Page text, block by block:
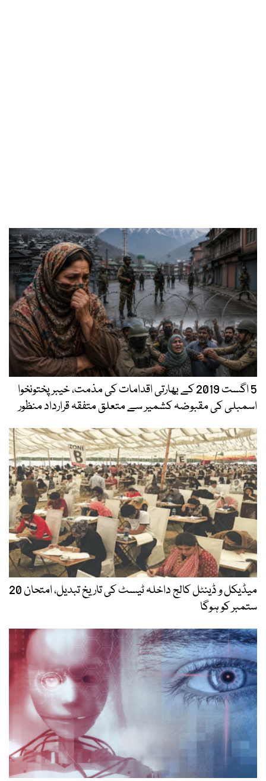
5 اگست 2019 کے بھارتی اقدامات کی مذمت، خیبرپختونخوا
اسمبلی کی مقبوضہ کشمیر سے متعلق متفقہ قرارداد منظور
میڈیکل و ڈینٹل کالج داخلہ ٹیسٹ کی تاریخ تبدیل، امتحان 20
ستمبر کو ہوگا